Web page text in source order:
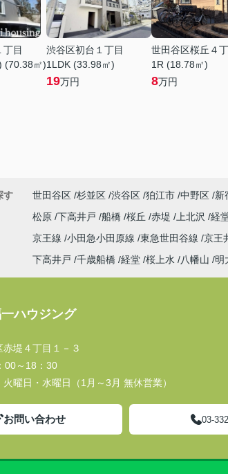
目
(70.38㎡)
渋谷区初台１丁目
1LDK (33.98㎡)
19万円
世田谷区桜丘４
1R (18.78㎡)
8万円
す 世田谷区 杉並区 渋谷区 狛江市 中野区 新
松原 下高井戸 船橋 桜丘 赤堤 上北沢 経
京王線 小田急小田原線 東急世田谷線 京王
下高井戸 千歳船橋 経堂 桜上水 八幡山 明
ハウジング
堤４丁目１－３
00～18：30
火曜日・水曜日（1月～3月 無休営業）
お問い合わせ 03-